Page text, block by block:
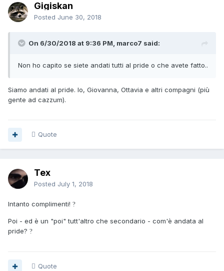
Gigiskan
Posted June 30, 2018
On 6/30/2018 at 9:36 PM, marco7 said:
Non ho capito se siete andati tutti al pride o che avete fatto..
Siamo andati al pride. Io, Giovanna, Ottavia e altri compagni (più
gente ad cazzum).
Quote
Tex
Posted July 1, 2018
Intanto complimenti! ?
Poi - ed è un "poi" tutt'altro che secondario - com'è andata al
pride? ?
Quote